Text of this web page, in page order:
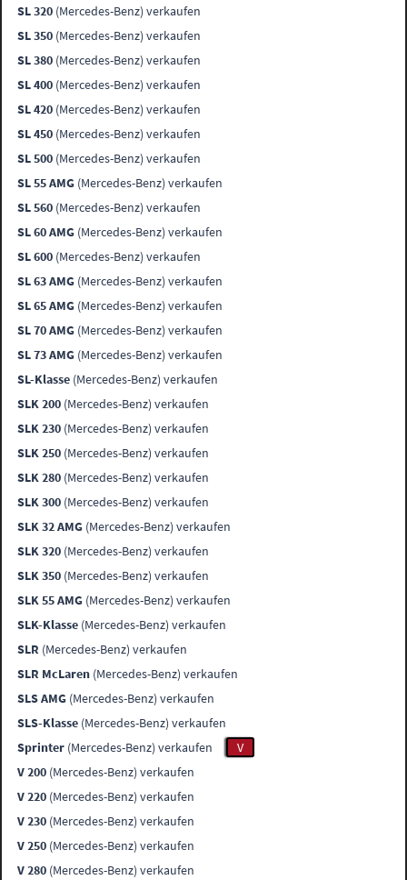
SL 320 (Mercedes-Benz) verkaufen
SL 350 (Mercedes-Benz) verkaufen
SL 380 (Mercedes-Benz) verkaufen
SL 400 (Mercedes-Benz) verkaufen
SL 420 (Mercedes-Benz) verkaufen
SL 450 (Mercedes-Benz) verkaufen
SL 500 (Mercedes-Benz) verkaufen
SL 55 AMG (Mercedes-Benz) verkaufen
SL 560 (Mercedes-Benz) verkaufen
SL 60 AMG (Mercedes-Benz) verkaufen
SL 600 (Mercedes-Benz) verkaufen
SL 63 AMG (Mercedes-Benz) verkaufen
SL 65 AMG (Mercedes-Benz) verkaufen
SL 70 AMG (Mercedes-Benz) verkaufen
SL 73 AMG (Mercedes-Benz) verkaufen
SL-Klasse (Mercedes-Benz) verkaufen
SLK 200 (Mercedes-Benz) verkaufen
SLK 230 (Mercedes-Benz) verkaufen
SLK 250 (Mercedes-Benz) verkaufen
SLK 280 (Mercedes-Benz) verkaufen
SLK 300 (Mercedes-Benz) verkaufen
SLK 32 AMG (Mercedes-Benz) verkaufen
SLK 320 (Mercedes-Benz) verkaufen
SLK 350 (Mercedes-Benz) verkaufen
SLK 55 AMG (Mercedes-Benz) verkaufen
SLK-Klasse (Mercedes-Benz) verkaufen
SLR (Mercedes-Benz) verkaufen
SLR McLaren (Mercedes-Benz) verkaufen
SLS AMG (Mercedes-Benz) verkaufen
SLS-Klasse (Mercedes-Benz) verkaufen
Sprinter (Mercedes-Benz) verkaufen
V
V 200 (Mercedes-Benz) verkaufen
V 220 (Mercedes-Benz) verkaufen
V 230 (Mercedes-Benz) verkaufen
V 250 (Mercedes-Benz) verkaufen
V 280 (Mercedes-Benz) verkaufen